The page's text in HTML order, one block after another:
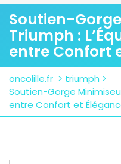
Soutien-
Triumph :
entre Confort
oncolille.fr > triumph >
Soutien-Gorge
entre Confort et